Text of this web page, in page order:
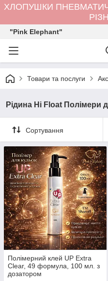
ХЛОПУШКИ
"Pink Elephant"
Товари та послуги
Рідина Hi Float Полімери
Сортування
Полімерний клей UP Extra
Clear, 49 формула, 100 мл. з
дозатором